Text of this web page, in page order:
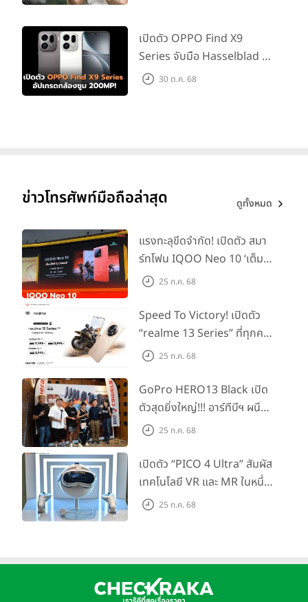
สถานะ
เปิดตัว :
4 ม.ค. 2023(อินเดีย)
วางจำหน่าย :
ราคาเปิดตัว :
วางจำหน่าย :11 ม.ค. 2023
รุ่น 4GB + 128GB ราคา 15,499 รูปีอินเดีย หรือประมาณ
6,400 บาท
รุ่น 6GB + 128GB ราคา 17,499 รูปีอินเดีย หรือประมาณ
7,200 บาท
Redmi Note 12 Pro
สถานะ
เปิดตัว :
5 ม.ค. 2023(อินเดีย)
ราคาเปิดตัว :
รุ่น 6GB + 128GB ราคา 24,999 รูปีอินเดีย หรือประมาณ
รุ่น 8GB + 128GB ราคา 26,999 รูปีอินเดีย หรือประมาณ
รุ่น 8GB + 256GB ราคา 27,999 รูปีอินเดีย หรือประมาณ
11,500 บาท
Redmi Note 12 Pro+
วางจำหน่าย :11 ม.ค. 2023
ราคาเปิดตัว :
เปิดตัว OPPO Find X9
Series จับมือ Hasselblad อัป
เกรดกล้องซูม 200MP!
30 ต.ค. 68
ข่าวโทรศัพท์มือถือล่าสุด ดูทั้งหมด
แรงทะลุขีดจำกัด! เปิดตัว สมา
ร์ทโฟน IQOO Neo 10 ‘เต็ม
แม็กซ์ในทุกแมตช์’ ในราคาเริ่ม
25 ก.ค. 68
Speed To Victory! เปิดตัว
“realme 13 Series” ที่ทุกคน
รอคอย อัพเกรดชิปเซ็ตตัวแรง
Dominator แห่งปี! ในราคา
เริ่มต้นเพียง 8,999 บาท
25 ก.ค. 68
GoPro HERO13 Black เปิด
ตัวสุดยิ่งใหญ่!!! อาร์ทีบีฯ ผนึก
กำลัง Big Camera และ
สร้างสรรค์ ‘GoPro...Go Pro
Creators’
25 ก.ค. 68
เปิดตัว “PICO 4 Ultra” สัมผัส
เทคโนโลยี VR และ MR ในหนึ่ง
เดียว ยกระดับการทำงานและ25 ก.ค. 68